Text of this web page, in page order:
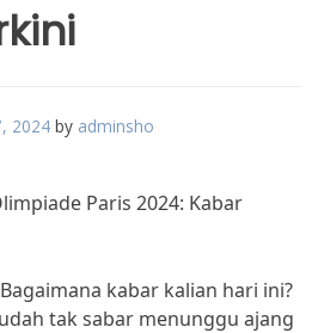
2024 by adminsho
Paris 2024: Kabar
kabar kalian hari ini?
tak sabar menunggu ajang